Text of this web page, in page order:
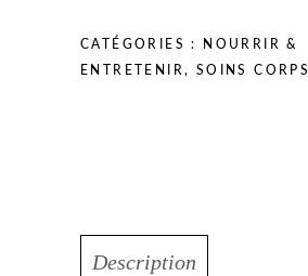
CATÉGORIES :
NOURRIR &
ENTRETENIR, SOINS CORPS
Description